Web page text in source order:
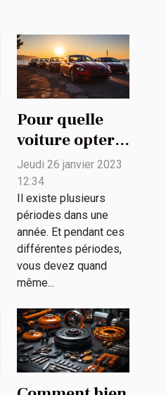
Pour quelle
voiture opter
pour profiter
de l'été ?
Jeudi 26 janvier 2023
12:34
Il existe plusieurs
périodes dans une
année. Et pendant ces
différentes périodes,
vous devez quand
même...